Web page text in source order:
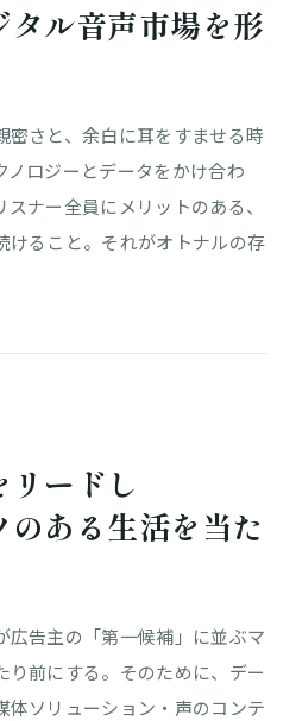
タル音声市場を形
密さと、余白に耳をすませる時
ノロジーとデータをかけ合わ
ナー全員にメリットのある、
けること。それがオトナルの存
リードし
ある生活を当た
広告主の「第一候補」に並ぶマ
り前にする。そのために、デー
体ソリューション・声のコンテ